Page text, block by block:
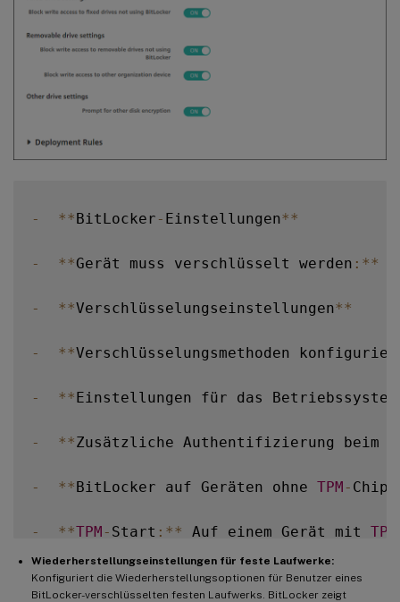
- **BitLocker - Einstellungen**
- **Gerät muss verschlüsselt werden : **
- **Verschlüsselungseinstellungen**
- **Verschlüsselungsmethoden
- **Einstellungen für das
- **Zusätzliche Authentifizierung beim
- **BitLocker auf Geräten ohne TPM - Chip
- **TPM - Start : ** Auf einem Gerät mit TPM
- **TPM-Start-PIN:** Diese Einstellung
Wiederherstellungseinstellungen für feste Laufwerke:
Konfiguriert die Wiederherstellungsoptionen für Benutzer eines
BitLocker-verschlüsselten festen Laufwerks. BitLocker zeigt